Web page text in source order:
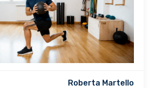
Roberta Martello